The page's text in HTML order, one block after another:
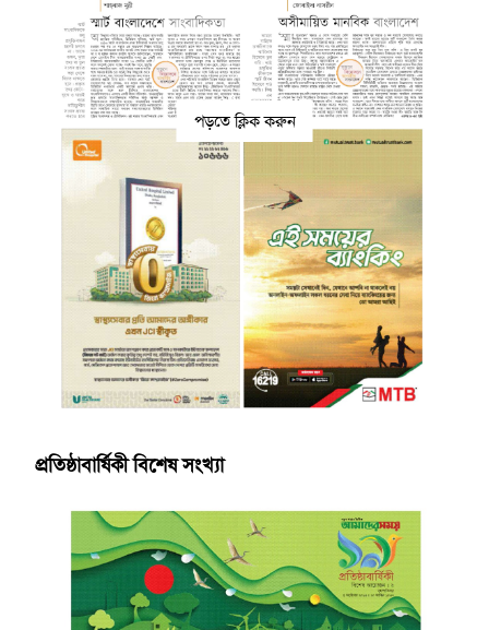
পড়তে ক্লিক করুন
প্রতিষ্ঠাবার্ষিকী বিশেষ সংখ্যা